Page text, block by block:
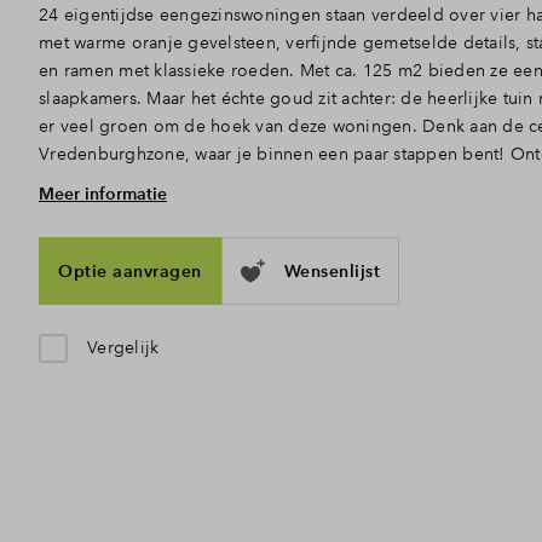
24 eigentijdse eengezinswoningen staan verdeeld over vier
met warme oranje gevelsteen, verfijnde gemetselde details,
en ramen met klassieke roeden. Met ca. 125 m2 bieden ze
slaapkamers. Maar het échte goud zit achter: de heerlijke
er veel groen om de hoek van deze woningen. Denk aan de
Vredenburghzone, waar je binnen een paar stappen bent!
Ruimte, licht en openslaande deuren naar de tuin
naar het woongedeelte, waar het daglicht door de hoge
binnenstroomt. De open indeling is ook perfect, zo zijn
elkaar verbonden. Achterin, waar plek is voor een gezellige
tuindeuren lekker open naar de achtertuin. Ook zijn er een
Deze zijn net iets ruimer en hebben door de zij entree een
Meer informatie
Optie aanvragen Wensenlijst
Vergelijk